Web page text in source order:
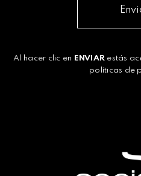
Al hacer clic en ENVIAR estás
políticas de